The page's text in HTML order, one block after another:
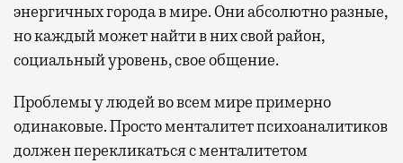
энергичных города в мире. Они абсолютно разные,
но каждый может найти в них свой район,
социальный уровень, свое общение.
Проблемы у людей во всем мире примерно
одинаковые. Просто менталитет психоаналитиков
должен перекликаться с менталитетом